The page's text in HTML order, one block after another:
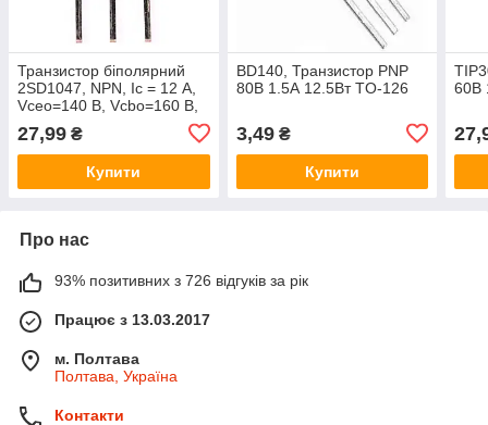
Транзистор біполярний
2SD1047, NPN, Ic = 12 А,
Vceo=140 В, Vcbo=160 В,
27,99 ₴
Купити
BD140, Транзистор PNP
80В 1.5А 12.5Вт TO-126
3,49₴
Купити
60В
Про нас
93% позитивних з 726 відгуків за рік
Працює з 13.03.2017
м. Полтава
Полтава, Україна
Контакти